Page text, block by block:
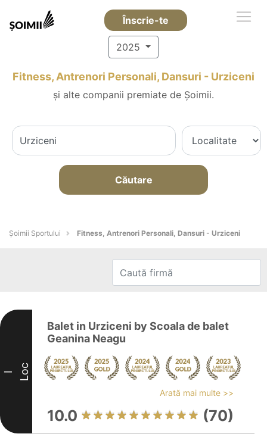
Înscrie-te
2025
Fitness, Antrenori Personali, Dansuri - Urziceni
și alte companii premiate de Șoimii.
Căutare
Șoimii Sportului Fitness, Antrenori Personali, Dansuri - Urziceni
I Loc
Balet in Urziceni by Scoala de balet
Geanina Neagu
Arată mai multe >>
10.0 (70)